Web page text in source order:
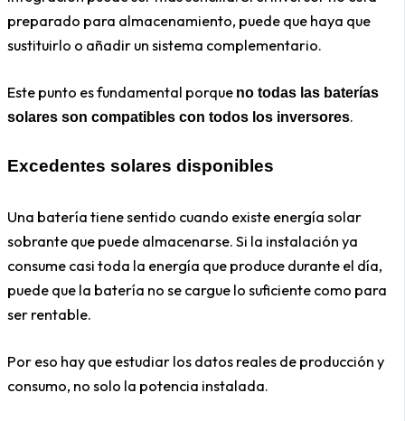
preparado para almacenamiento, puede que haya que
sustituirlo o añadir un sistema complementario.
Este punto es fundamental porque no todas las baterías
solares son compatibles con todos los inversores.
Excedentes solares disponibles
Una batería tiene sentido cuando existe energía solar
sobrante que puede almacenarse. Si la instalación ya
consume casi toda la energía que produce durante el día,
puede que la batería no se cargue lo suficiente como para
ser rentable.
Por eso hay que estudiar los datos reales de producción y
consumo, no solo la potencia instalada.